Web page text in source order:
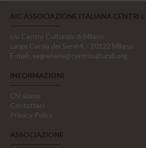
AIC ASSOCIAZIONE ITALIANA CENTRI
c/o Centro Culturale di Milano
Largo Corsia dei Servi 4, - 20122 Milano
E-mail: segreteria@centriculturali.org
INFORMAZIONI
Chi siamo
Contattaci
Privacy Policy
ASSOCIAZIONE